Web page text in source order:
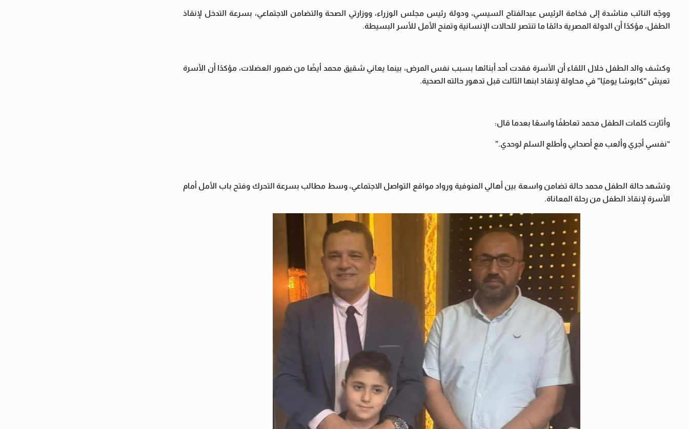
ووجّه النائب مناشدة إلى فخامة الرئيس عبدالفتاح السيسي، ودولة رئيس مجلس الوزراء، ووزارتي الصحة والتضامن الاجتماعي، بسرعة التدخل لإنقاذ
الطفل، مؤكدًا أن الدولة المصرية دائمًا ما تنتصر للحالات الإنسانية وتمنح الأمل للأسر البسيطة.
وكشف والد الطفل خلال اللقاء أن الأسرة فقدت أحد أبنائها بسبب نفس المرض، بينما يعاني شقيق محمد أيضًا من ضمور العضلات، مؤكدًا أن الأسرة
تعيش “كابوسًا يوميًا” في محاولة لإنقاذ ابنها الثالث قبل تدهور حالته الصحية.
وأثارت كلمات الطفل محمد تعاطفًا واسعًا بعدما قال:
“نفسي أجري وألعب مع أصحابي وأطلع السلم لوحدي.”
وتشهد حالة الطفل محمد حالة تضامن واسعة بين أهالي المنوفية ورواد مواقع التواصل الاجتماعي، وسط مطالب بسرعة التحرك وفتح باب الأمل أمام
الأسرة لإنقاذ الطفل من رحلة المعاناة.